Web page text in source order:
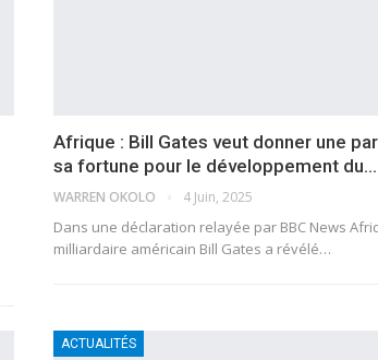
Afrique : Bill Gates veut donner une
sa fortune pour le développement du…
WARREN OKOLO 4 Juin, 2025
Dans une déclaration relayée par BBC News
milliardaire américain Bill Gates a révélé…
ACTUALITÉS